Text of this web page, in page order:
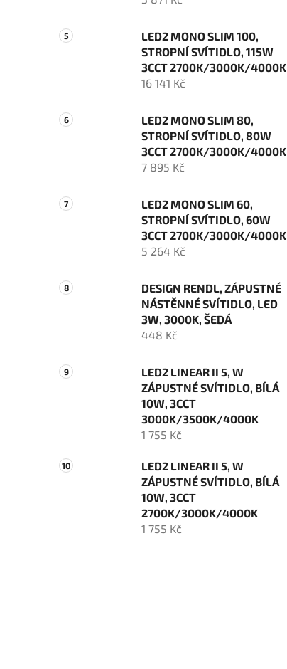
LED2 MONO SLIM 100,
STROPNÍ SVÍTIDLO, 115W
3CCT 2700K/3000K/4000K
16 141 Kč
LED2 MONO SLIM 80,
STROPNÍ SVÍTIDLO, 80W
3CCT 2700K/3000K/4000K
7 895 Kč
LED2 MONO SLIM 60,
STROPNÍ SVÍTIDLO, 60W
3CCT 2700K/3000K/4000K
5 264 Kč
DESIGN RENDL, ZÁPUSTNÉ
NÁSTĚNNÉ SVÍTIDLO, LED
3W, 3000K, ŠEDÁ
448 Kč
LED2 LINEAR II 5, W
ZÁPUSTNÉ SVÍTIDLO, BÍLÁ
10W, 3CCT
3000K/3500K/4000K
1 755 Kč
LED2 LINEAR II 5, W
ZÁPUSTNÉ SVÍTIDLO, BÍLÁ
10W, 3CCT
2700K/3000K/4000K
1 755 Kč